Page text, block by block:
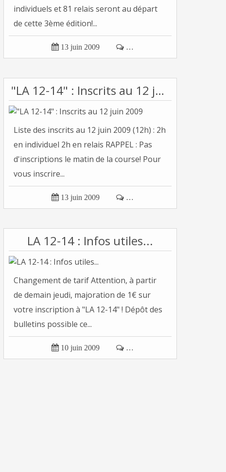
individuels et 81 relais seront au départ
de cette 3ème édition!...
 13 juin 2009  …
"LA 12-14" : Inscrits au 12 juin 2009
Liste des inscrits au 12 juin 2009 (12h) : 2h
en individuel 2h en relais RAPPEL : Pas
d'inscriptions le matin de la course! Pour
vous inscrire...
 13 juin 2009  …
LA 12-14 : Infos utiles...
Changement de tarif Attention, à partir
de demain jeudi, majoration de 1€ sur
votre inscription à "LA 12-14" ! Dépôt des
bulletins possible ce...
 10 juin 2009  …